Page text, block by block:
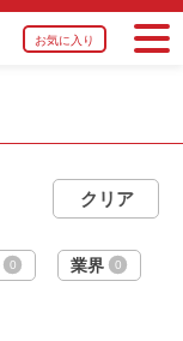
お気に入り
0 業界 0
決の経験
験